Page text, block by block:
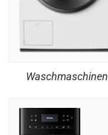
Waschmaschinen